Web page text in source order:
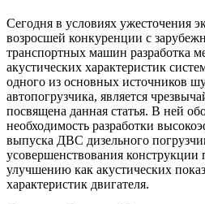
Сегодня в условиях ужесточения
возросшей конкуренции с
транспортных машин разработка
акустических характеристик
одного из основных источников
автопогрузчика, является
посвящена данная статья. В ней
необходимость разработки
выпуска ДВС дизельного
усовершенствования
улучшению как акустических
характеристик двигателя.